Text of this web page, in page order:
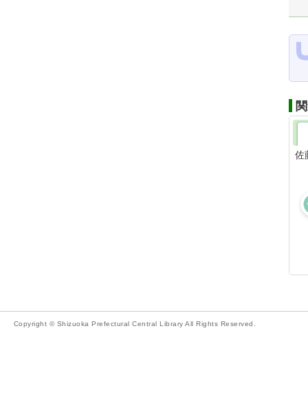
佐
Copyright © Shizuoka Prefectural Central Library All Rights Reserved.